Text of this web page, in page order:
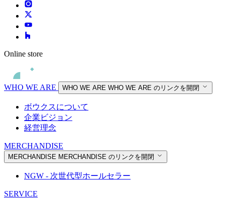
Online store
WHO WE ARE WHO WE ARE WHO WE ARE のリンクを開閉
ボウクスについて
企業ビジョン
経営理念
MERCHANDISE
MERCHANDISE MERCHANDISE のリンクを開閉
NGW - 次世代型ホールセラー
SERVICE